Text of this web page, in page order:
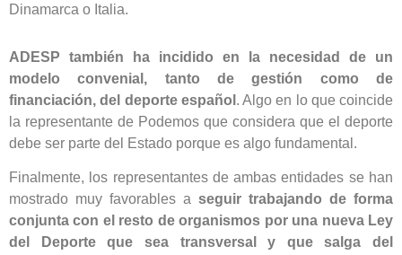
Dinamarca o Italia.
ADESP también ha incidido en la necesidad de un
modelo convenial, tanto de gestión como de
financiación, del deporte español . Algo en lo que coincide
la representante de Podemos que considera que el deporte
debe ser parte del Estado porque es algo fundamental.
Finalmente, los representantes de ambas entidades se han
mostrado muy favorables a seguir trabajando de forma
conjunta con el resto de organismos por una nueva Ley
del Deporte que sea transversal y que salga del